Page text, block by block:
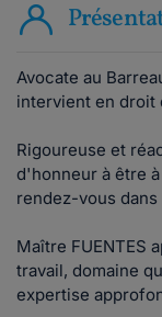
Avocate au
intervient en droit
Rigoureuse et
d'honneur à être
rendez-vous dans
Maître FUENTES
travail, domaine
expertise